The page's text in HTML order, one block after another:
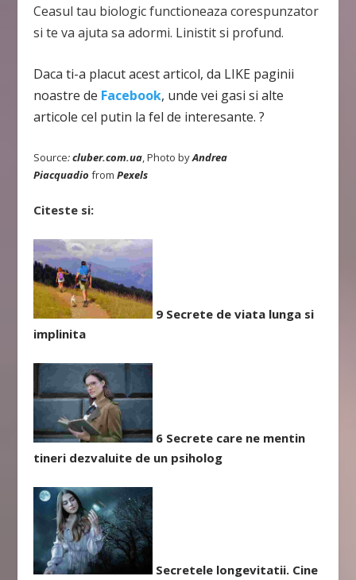
Ceasul tau biologic functioneaza corespunzator
si te va ajuta sa adormi. Linistit si profund.
Daca ti-a placut acest articol, da LIKE paginii
noastre de Facebook, unde vei gasi si alte
articole cel putin la fel de interesante. ?
Source:cluber.com.ua, Photo byAndrea
Piacquadio fromPexels
Citeste si:
9 Secrete de viata lunga si
implinita
6 Secrete care ne mentin
tineri dezvaluite de un psiholog
Secretele longevitatii. Cine